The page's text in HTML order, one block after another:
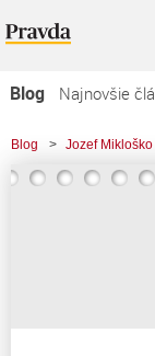
Blog
Najnovšie
Najčítanejšie články
Blog > Jozef Mikloško